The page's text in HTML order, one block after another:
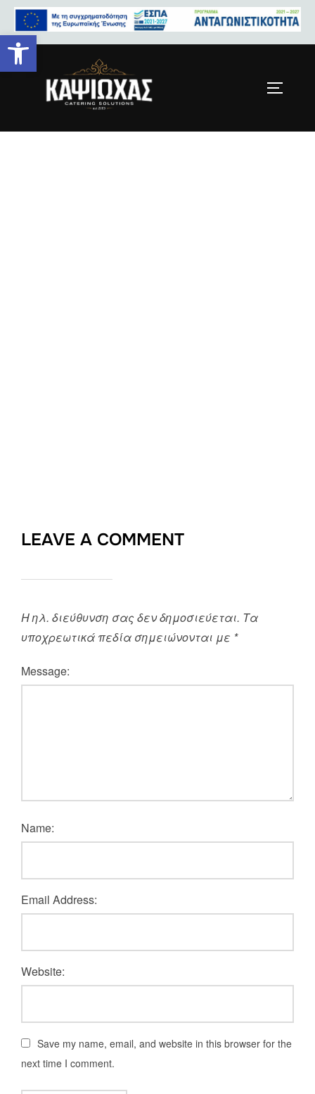
knife-free-imge
LEAVE A COMMENT
Η ηλ. διεύθυνση σας δεν δημοσιεύεται. Τα
υποχρεωτικά πεδία σημειώνονται με *
Message:
Name:
Email Address:
Website:
Save my name, email, and website in this browser for the
next time I comment.
Ανοίξτε τη γραμμή εργαλείων